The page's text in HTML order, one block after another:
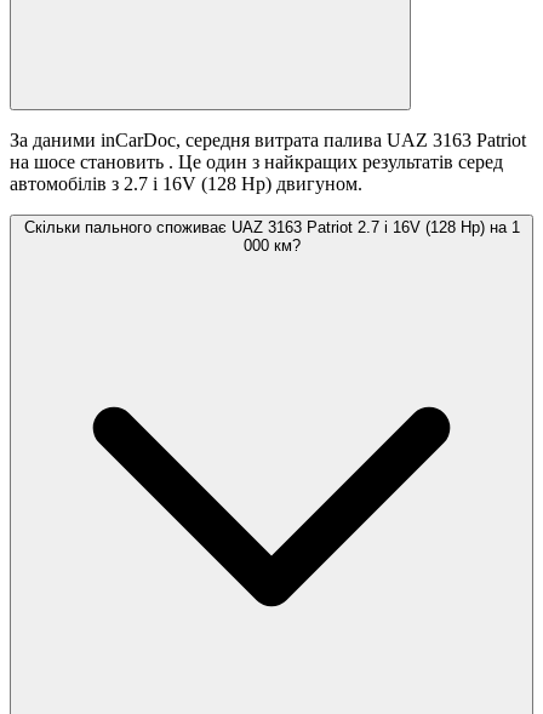
За даними inCarDoc, середня витрата палива UAZ 3163 Patriot
на шосе становить . Це один з найкращих результатів серед
автомобілів з 2.7 i 16V (128 Hp) двигуном.
Скільки пального споживає UAZ 3163 Patriot 2.7 i 16V (128 Hp) на 1
000 км?